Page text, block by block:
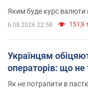
Яким буде курс валюти
6.08.2026 22:58 151,9
Українцям
операторів: що
Як не потрапити в